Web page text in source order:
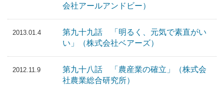
会社アールアンドビー）
2013.01.4
第九十九話 「明るく、元気で素直がい
い」（株式会社ベアーズ）
2012.11.9
第九十八話 「農産業の確立」（株式会
社農業総合研究所）